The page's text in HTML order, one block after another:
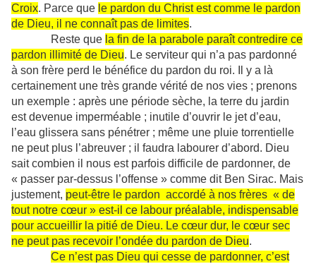
Croix. Parce que le pardon du Christ est comme le pardon
de Dieu, il ne connaît pas de limites.
Reste que la fin de la parabole paraît contredire ce
pardon illimité de Dieu. Le serviteur qui n’a pas pardonné
à son frère perd le bénéfice du pardon du roi. Il y a là
certainement une très grande vérité de nos vies ; prenons
un exemple : après une période sèche, la terre du jardin
est devenue imperméable ; inutile d’ouvrir le jet d’eau,
l’eau glissera sans pénétrer ; même une pluie torrentielle
ne peut plus l’abreuver ; il faudra labourer d’abord. Dieu
sait combien il nous est parfois difficile de pardonner, de
« passer par-dessus l’offense » comme dit Ben Sirac. Mais
justement, peut-être le pardon accordé à nos frères « de
tout notre cœur » est-il ce labour préalable, indispensable
pour accueillir la pitié de Dieu. Le cœur dur, le cœur sec
ne peut pas recevoir l’ondée du pardon de Dieu.
Ce n’est pas Dieu qui cesse de pardonner, c’est